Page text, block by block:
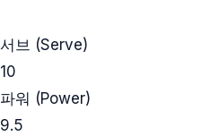
서브 (Serve)
10
파워 (Power)
9.5